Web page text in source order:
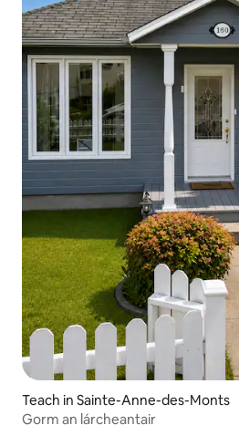
Teach in Sainte-Anne-des-Monts
Gorm an lárcheantair